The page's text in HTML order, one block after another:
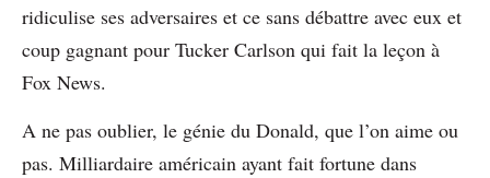
ridiculise ses adversaires et ce sans débattre avec eux et
coup gagnant pour Tucker Carlson qui fait la leçon à
Fox News.
A ne pas oublier, le génie du Donald, que l’on aime ou
pas. Milliardaire américain ayant fait fortune dans